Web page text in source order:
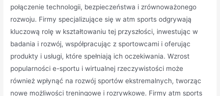
połączenie technologii, bezpieczeństwa i zrównoważonego
rozwoju. Firmy specjalizujące się w atm sports odgrywają
kluczową rolę w kształtowaniu tej przyszłości, inwestując w
badania i rozwój, współpracując z sportowcami i oferując
produkty i usługi, które spełniają ich oczekiwania. Wzrost
popularności e-sportu i wirtualnej rzeczywistości może
również wpłynąć na rozwój sportów ekstremalnych, tworząc
nowe możliwości treningowe i rozrywkowe. Firmy atm sports